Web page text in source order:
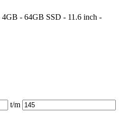
- 64GB SSD - 11.6 inch -
t/m